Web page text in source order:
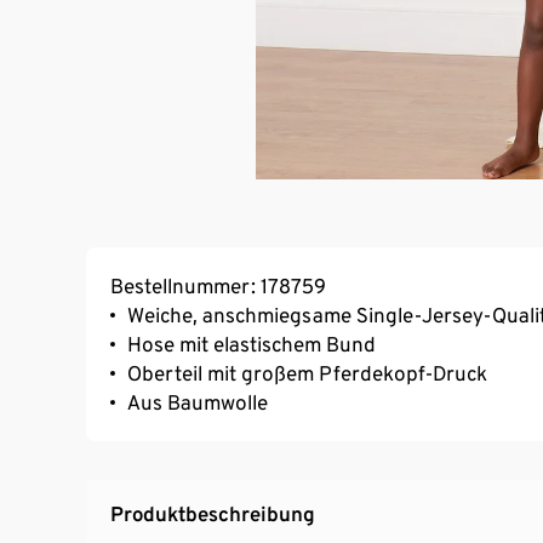
Bestellnummer: 178759
Weiche, anschmiegsame Single-Jersey-
Hose mit elastischem Bund
Oberteil mit großem Pferdekopf-Druck
Aus Baumwolle
Produktbeschreibung